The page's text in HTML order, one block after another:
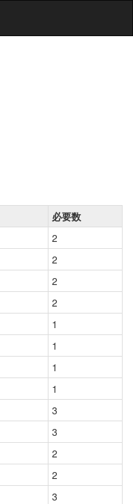
必要数
2
2
2
2
1
1
1
1
3
3
2
2
3